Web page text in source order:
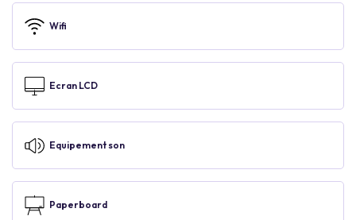
Wifi
Ecran LCD
Equipement son
Paperboard